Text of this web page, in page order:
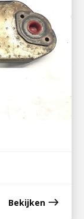
Bekijken east